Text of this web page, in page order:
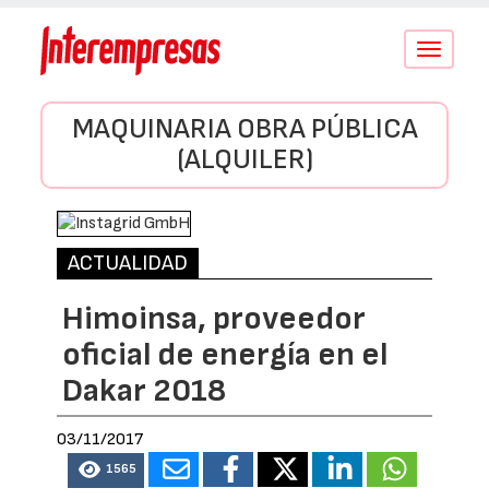
Conmutar
MAQUINARIA OBRA PÚBLICA
(ALQUILER)
ACTUALIDAD
Himoinsa, proveedor
oficial de energía en el
Dakar 2018
03/11/2017
1565